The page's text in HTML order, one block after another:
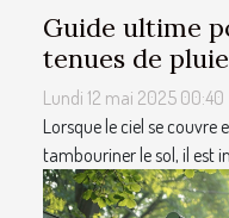
Guide ultime
tenues de
Lundi 12 mai 2025 00:40
Lorsque le ciel se couvre
tambouriner le sol, il est